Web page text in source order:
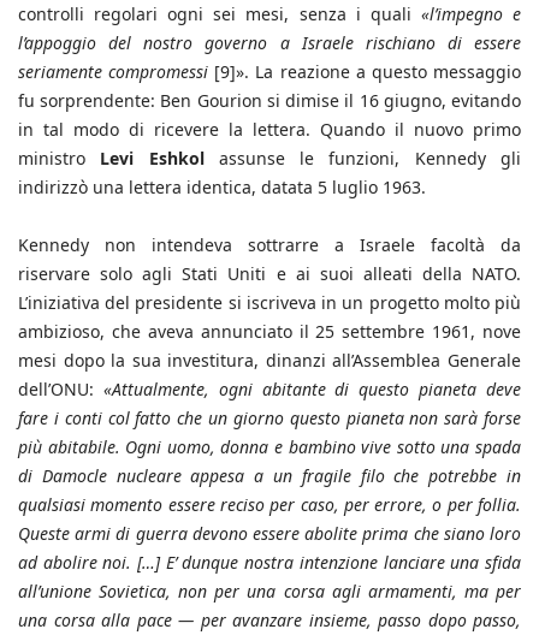
controlli regolari ogni sei mesi, senza i quali «l’impegno e
l’appoggio del nostro governo a Israele rischiano di essere
seriamente compromessi [9]». La reazione a questo messaggio
fu sorprendente: Ben Gourion si dimise il 16 giugno, evitando
in tal modo di ricevere la lettera. Quando il nuovo primo
ministro Levi Eshkol assunse le funzioni, Kennedy gli
indirizzò una lettera identica, datata 5 luglio 1963.
Kennedy non intendeva sottrarre a Israele facoltà da
riservare solo agli Stati Uniti e ai suoi alleati della NATO.
L’iniziativa del presidente si iscriveva in un progetto molto più
ambizioso, che aveva annunciato il 25 settembre 1961, nove
mesi dopo la sua investitura, dinanzi all’Assemblea Generale
dell’ONU: «Attualmente, ogni abitante di questo pianeta deve
fare i conti col fatto che un giorno questo pianeta non sarà forse
più abitabile. Ogni uomo, donna e bambino vive sotto una spada
di Damocle nucleare appesa a un fragile filo che potrebbe in
qualsiasi momento essere reciso per caso, per errore, o per follia.
Queste armi di guerra devono essere abolite prima che siano loro
ad abolire noi. […] E’ dunque nostra intenzione lanciare una sfida
all’unione Sovietica, non per una corsa agli armamenti, ma per
una corsa alla pace — per avanzare insieme, passo dopo passo,